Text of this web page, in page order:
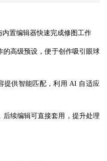
置编辑器快速完成修图工作
的高级预设，便于创作吸引眼球
提供智能匹配，利用 AI 自适应
后续编辑可直接套用，提升处理